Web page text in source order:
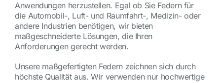
Anwendungen herzustellen. Egal ob Sie Federn für
die Automobil-, Luft- und Raumfahrt-, Medizin- oder
andere Industrien benötigen, wir bieten
maßgeschneiderte Lösungen, die Ihren
Anforderungen gerecht werden.
Unsere maßgefertigten Federn zeichnen sich durch
höchste Qualität aus. Wir verwenden nur hochwertige